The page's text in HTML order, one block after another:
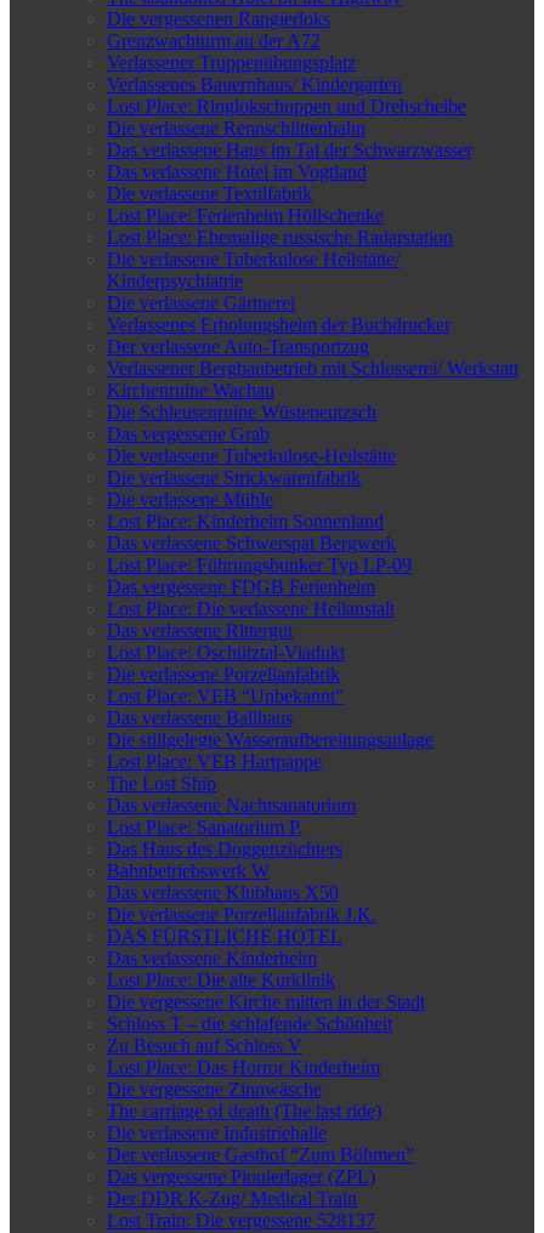
Die vergessenen Rangierloks
Grenzwachturm an der A72
Verlassener Truppenübungsplatz
Verlassenes Bauernhaus/ Kindergarten
Lost Place: Ringlokschuppen und Drehscheibe
Die verlassene Rennschlittenbahn
Das verlassene Haus im Tal der Schwarzwasser
Das verlassene Hotel im Vogtland
Die verlassene Textilfabrik
Lost Place: Ferienheim Höllschenke
Lost Place: Ehemalige russische Radarstation
Die verlassene Tuberkulose Heilstätte/
Kinderpsychiatrie
Die verlassene Gärtnerei
Verlassenes Erholungsheim der Buchdrucker
Der verlassene Auto-Transportzug
Verlassener Bergbaubetrieb mit Schlosserei/ Werkstatt
Kirchenruine Wachau
Die Schleusenruine Wüsteneutzsch
Das vergessene Grab
Die verlassene Tuberkulose-Heilstätte
Die verlassene Strickwarenfabrik
Die verlassene Mühle
Lost Place: Kinderheim Sonnenland
Das verlassene Schwerspat Bergwerk
Lost Place: Führungsbunker Typ LP-09
Das vergessene FDGB Ferienheim
Lost Place: Die verlassene Heilanstalt
Das verlassene Rittergut
Lost Place: Oschütztal-Viadukt
Die verlassene Porzellanfabrik
Lost Place: VEB “Unbekannt”
Das verlassene Ballhaus
Die stillgelegte Wasseraufbereitungsanlage
Lost Place: VEB Hartpappe
The Lost Ship
Das verlassene Nachtsanatorium
Lost Place: Sanatorium P.
Das Haus des Doggenzüchters
Bahnbetriebswerk W
Das verlassene Klubhaus X50
Die verlassene Porzellanfabrik J.K.
DAS FÜRSTLICHE HOTEL
Das verlassene Kinderheim
Lost Place: Die alte Kurklinik
Die vergessene Kirche mitten in der Stadt
Schloss T – die schlafende Schönheit
Zu Besuch auf Schloss V
Lost Place: Das Horror Kinderheim
Die vergessene Zinnwäsche
The carriage of death (The last ride)
Die verlassene Industriehalle
Der verlassene Gasthof “Zum Böhmen”
Das vergessene Pionierlager (ZPL)
Der DDR K-Zug/ Medical Train
Lost Train: Die vergessene 528137